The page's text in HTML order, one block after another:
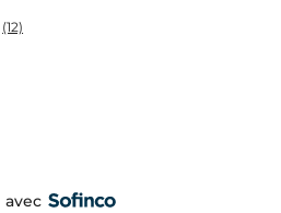
(12)
avec